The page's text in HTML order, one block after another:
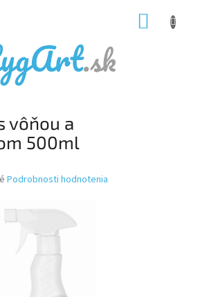
vôňou a
500ml
Podrobnosti hodnotenia